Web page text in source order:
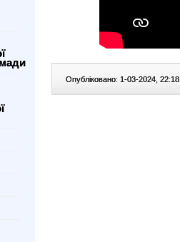
Опубліковано: 1-03-2024, 22:18